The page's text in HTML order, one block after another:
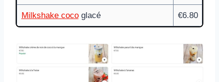
Milkshake cocoglacé €6.80